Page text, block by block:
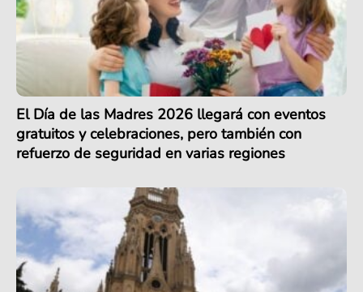
El Día de las Madres 2026 llegará con eventos
gratuitos y celebraciones, pero también con
refuerzo de seguridad en varias regiones